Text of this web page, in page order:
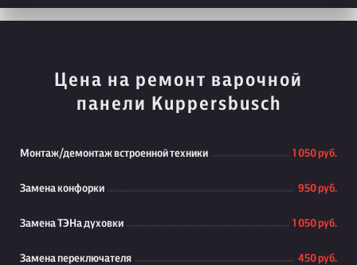
Цена на ремонт варочной
панели Kuppersbusch
Монтаж/демонтаж встроенной техники 1 050 руб.
Замена конфорки 950 руб.
Замена ТЭНа духовки 1 050 руб.
Замена переключателя 450 руб.